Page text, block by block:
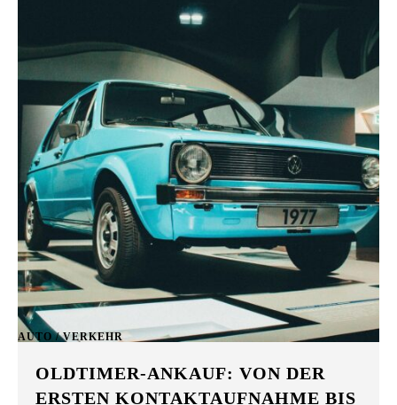
AUTO / VERKEHR
OLDTIMER-ANKAUF: VON DER
ERSTEN KONTAKTAUFNAHME BIS